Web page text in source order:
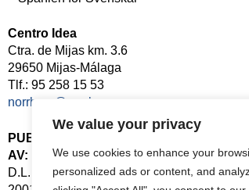
We value your privacy
We use cookies to enhance your
personalized ads or content, and
Centro Idea
Ctra. de Mijas km. 3.6
29650 Mijas-Málaga
Tlf.: 95 258 15 53
norrbom@norrbom.com
PUBLICERAD
AV:
D.L. MA-126-